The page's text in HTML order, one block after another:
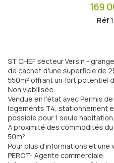
169
Réf
ST CHEF secteur Versin -
de cachet d'une superficie de
550m² offrant un fort potentiel
Non viabilisée.
Vendue en l'état avec Permis
logements T4, stationnement
possible pour 1 seule habitation.
A proximité des commodités
50m².
Pour plus d'informations et une
PEROT- Agente commerciale.